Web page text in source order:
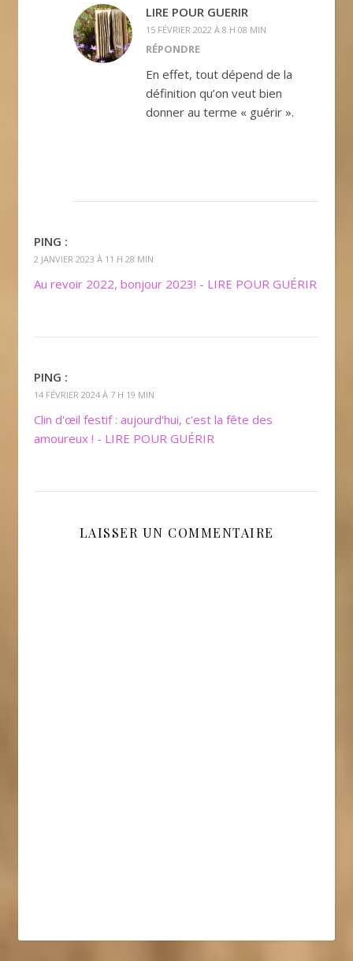
LIRE POUR GUERIR
15 FÉVRIER 2022 À 8 H 08 MIN
RÉPONDRE
En effet, tout dépend de la
définition qu’on veut bien
donner au terme « guérir ».
PING :
2 JANVIER 2023 À 11 H 28 MIN
Au revoir 2022, bonjour 2023! - LIRE POUR GUÉRIR
PING :
14 FÉVRIER 2024 À 7 H 19 MIN
Clin d'œil festif : aujourd'hui, c'est la fête des
amoureux ! - LIRE POUR GUÉRIR
LAISSER UN COMMENTAIRE